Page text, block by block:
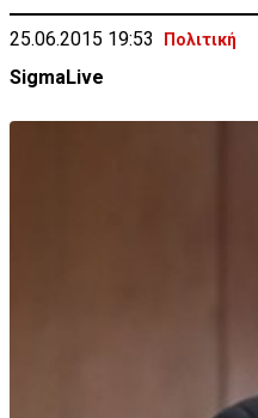
25.06.2015 19:53 Πολιτική
SigmaLive